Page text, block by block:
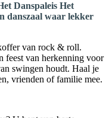
Danspaleis Het
danszaal waar lekker
van rock & roll.
feest van herkenning voor
swingen houdt. Haal je
vrienden of familie mee.